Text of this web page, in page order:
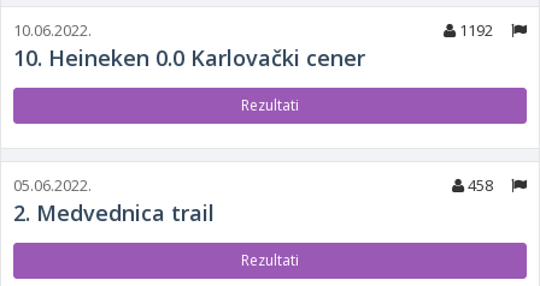
10.06.2022. 1192
10. Heineken 0.0 Karlovački cener
Rezultati
05.06.2022. 458
2. Medvednica trail
Rezultati